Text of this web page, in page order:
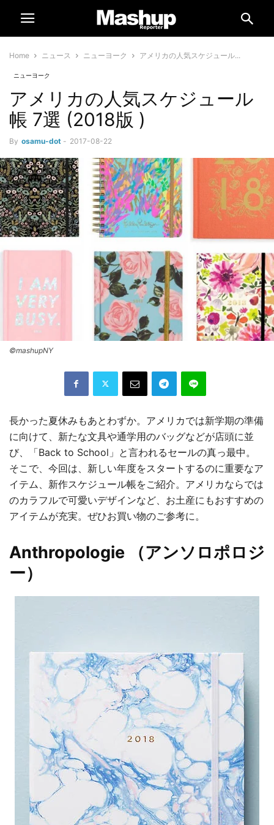
Home ニュース ニューヨーク アメリカの人気スケジュール...
ニューヨーク
アメリカの人気スケジュール
帳 7選 (2018版 )
By osamu-dot - 2017-08-22
©mashupNY
長かった夏休みもあとわずか。アメリカでは新学期の準備
に向けて、新たな文具や通学用のバッグなどが店頭に並
び、「Back to School」と言われるセールの真っ最中。
そこで、今回は、新しい年度をスタートするのに重要なア
イテム、新作スケジュール帳をご紹介。アメリカならでは
のカラフルで可愛いデザインなど、お土産にもおすすめの
アイテムが充実。ぜひお買い物のご参考に。
Anthropologie （アンソロポロジ
ー）